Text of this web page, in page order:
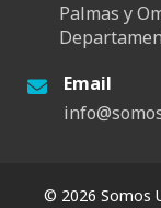
Palmas y
Email
© 2026 Somos